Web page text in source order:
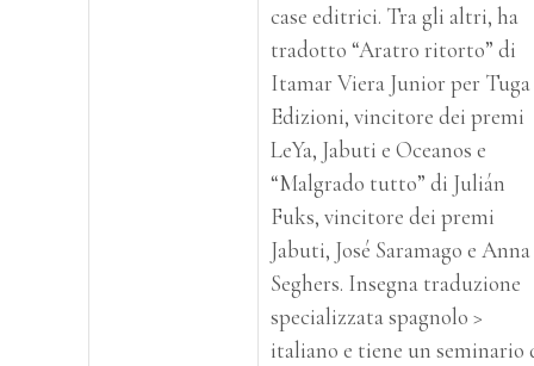
case editrici. Tra gli altri, ha
tradotto “Aratro ritorto” di
Itamar Viera Junior per Tuga
Edizioni, vincitore dei premi
LeYa, Jabuti e Oceanos e
“Malgrado tutto” di Julián
Fuks, vincitore dei premi
Jabuti, José Saramago e Anna
Seghers. Insegna traduzione
specializzata spagnolo >
italiano e tiene un seminario